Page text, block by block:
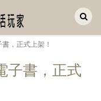
，正式上架！
子書，正式